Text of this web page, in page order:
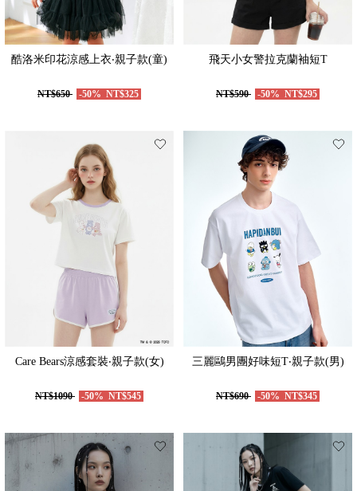
酷洛米印花涼感上衣‧親子款(童)
NT$650 -50% NT$325
飛天小女警拉克蘭袖短T
NT$590 -50% NT$295
Care Bears涼感套裝‧親子款(女)
NT$1090 -50% NT$545
三麗鷗男團好味短T‧親子款(男)
NT$690 -50% NT$345